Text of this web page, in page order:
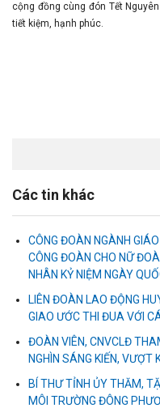
cộng đồng cùng đón Tết
tiết kiệm, hạnh phúc.
Các tin khác
CÔNG ĐOÀN NGÀNH
CÔNG ĐOÀN CHO NỮ
NHÂN KỶ NIỆM NGÀY
LIÊN ĐOÀN LAO ĐỘNG
GIAO ƯỚC THI ĐUA VỚI
ĐOÀN VIÊN, CNVCLĐ
NGHÌN SÁNG KIẾN, VƯỢT
BÍ THƯ TỈNH ỦY THĂM,
MÔI TRƯỜNG ĐÔNG
Liên đoàn Lao động tỉnh tổ
Mái ấm Công đoàn cho
Bàn giao Mái ấm công
phường Tân An
Liên đoàn Lao động tỉnh
cho con đoàn viên, người